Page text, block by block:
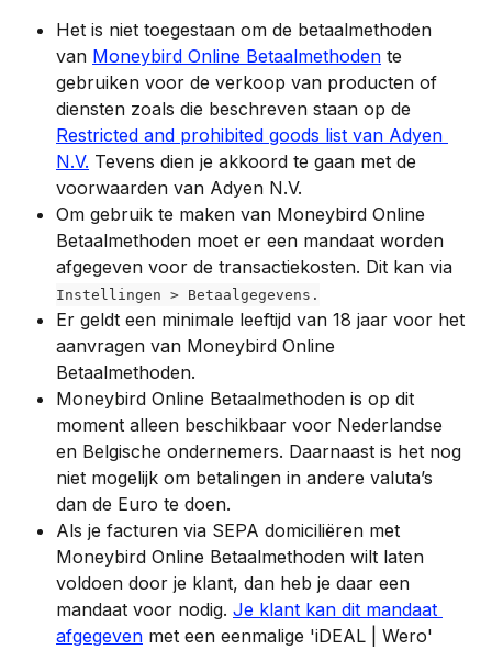
Het is niet toegestaan om de betaalmethoden
van Moneybird Online Betaalmethoden te
gebruiken voor de verkoop van producten of
diensten zoals die beschreven staan op de
Restricted and prohibited goods list van Adyen
N.V. Tevens dien je akkoord te gaan met de
voorwaarden van Adyen N.V.
Om gebruik te maken van Moneybird Online
Betaalmethoden moet er een mandaat worden
afgegeven voor de transactiekosten. Dit kan via
Instellingen > Betaalgegevens.
Er geldt een minimale leeftijd van 18 jaar voor het
aanvragen van Moneybird Online
Betaalmethoden.
Moneybird Online Betaalmethoden is op dit
moment alleen beschikbaar voor Nederlandse
en Belgische ondernemers. Daarnaast is het nog
niet mogelijk om betalingen in andere valuta’s
dan de Euro te doen.
Als je facturen via SEPA domiciliëren met
Moneybird Online Betaalmethoden wilt laten
voldoen door je klant, dan heb je daar een
mandaat voor nodig. Je klant kan dit mandaat
afgegeven met een eenmalige 'iDEAL | Wero'